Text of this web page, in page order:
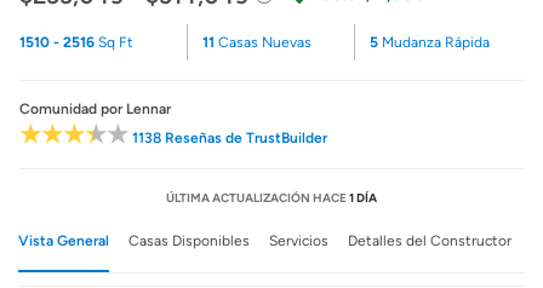
1510 - 2516 Sq Ft 11 Casas Nuevas 5 Mudanza Rápida
Comunidad por Lennar
1138 Reseñas de TrustBuilder
ÚLTIMA ACTUALIZACIÓN HACE1 DÍA
Vista General Casas Disponibles Servicios Detalles del Constructor